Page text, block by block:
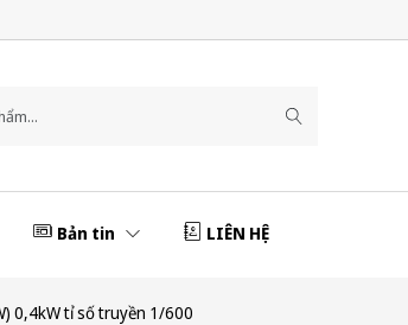
Bản tin LIÊN HỆ
0,4kW tỉ số truyền 1/600